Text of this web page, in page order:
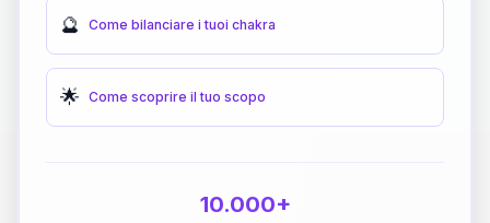
🔮 Come bilanciare i tuoi chakra
🌟 Come scoprire il tuo scopo
10.000+